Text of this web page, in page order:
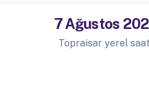
7 Ağustos
Topraisar yerel